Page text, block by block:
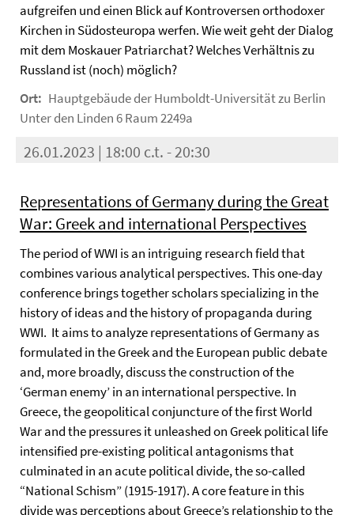
aufgreifen und einen Blick auf Kontroversen orthodoxer
Kirchen in Südosteuropa werfen. Wie weit geht der Dialog
mit dem Moskauer Patriarchat? Welches Verhältnis zu
Russland ist (noch) möglich?
Ort: Hauptgebäude der Humboldt-Universität zu Berlin
Unter den Linden 6 Raum 2249a
26.01.2023 | 18:00 c.t. - 20:30
Representations of Germany during the Great
War: Greek and international Perspectives
The period of WWI is an intriguing research field that
combines various analytical perspectives. This one-day
conference brings together scholars specializing in the
history of ideas and the history of propaganda during
WWI. It aims to analyze representations of Germany as
formulated in the Greek and the European public debate
and, more broadly, discuss the construction of the
‘German enemy’ in an international perspective. In
Greece, the geopolitical conjuncture of the first World
War and the pressures it unleashed on Greek political life
intensified pre-existing political antagonisms that
culminated in an acute political divide, the so-called
“National Schism” (1915-1917). A core feature in this
divide was perceptions about Greece’s relationship to the